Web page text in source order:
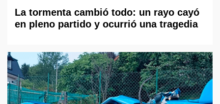
La tormenta cambió todo: un rayo cayó
en pleno partido y ocurrió una tragedia